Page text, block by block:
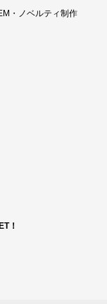
・ノベルティ制作
！